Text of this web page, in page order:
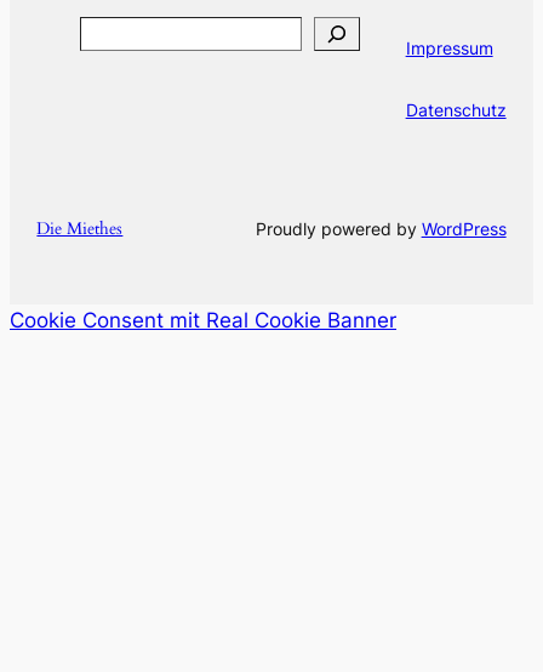
Impressum
Datenschutz
Die Miethes Proudly powered by WordPress
Cookie Consent mit Real Cookie Banner